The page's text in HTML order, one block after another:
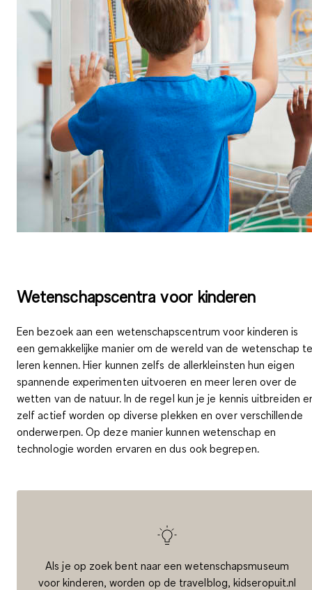
Wetenschapscentra voor kinderen
Eenbezoek aan een wetenschapscentrum voor kinderen is
een gemakkelijke manier om de wereld van de wetenschap
leren kennen. Hier kunnen zelfs de allerkleinsten hun eigen
spannende experimenten uitvoeren en meer leren over de
wetten van de natuur. In de regel kun je je kennis uitbreiden
zelf actief worden op diverse plekken en over verschillende
onderwerpen. Op deze manier kunnen wetenschap en
technologie worden ervaren en dus ook begrepen.
Als je op zoek bent naar een wetenschapsmuseum
voor kinderen, worden op de travelblog, kidseropuit.nl